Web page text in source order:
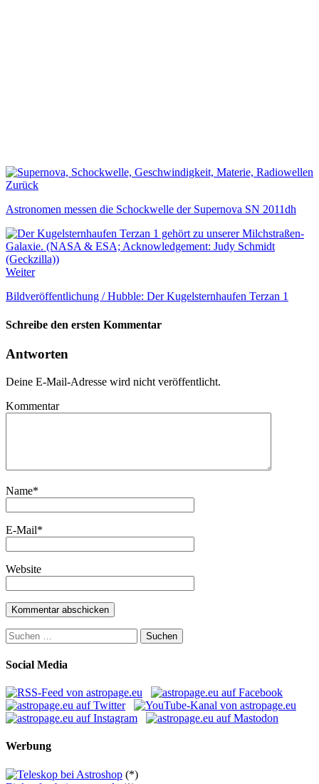
Zurück
Astronomen messen die Schockwelle der Supernova SN 2011dh
Weiter
Bildveröffentlichung / Hubble: Der Kugelsternhaufen Terzan 1
Schreibe den ersten Kommentar
Antworten
Deine E-Mail-Adresse wird nicht veröffentlicht.
Kommentar
Name*
E-Mail*
Website
Suchen
nach:
Social Media
Werbung
(*)